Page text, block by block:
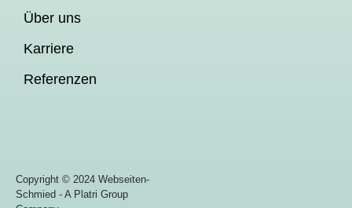
Über uns
Karriere
Referenzen
Copyright © 2024 Webseiten-
Schmied - A Platri Group